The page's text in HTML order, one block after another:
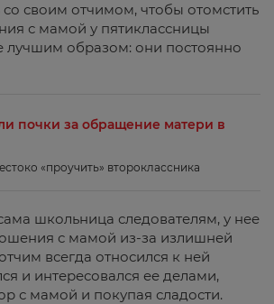
со своим отчимом, чтобы отомстить
с мамой у пятиклассницы
лучшим образом: они постоянно
почки за обращение матери в
«проучить» второклассника
школьница следователям, у нее
с мамой из-за излишней
всегда относился к ней
и интересовался ее делами,
с мамой и покупая сладости.